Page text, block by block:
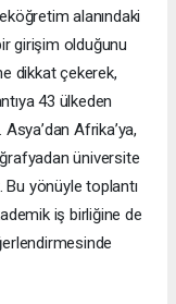
alanındaki
girişim olduğunu
dikkat çekerek,
43 ülkeden
Afrika’ya,
üniversite
yönüyle toplantı
iş birliğine de